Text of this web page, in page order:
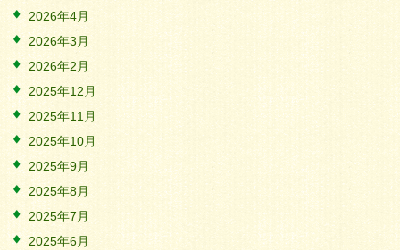
2026年4月
2026年3月
2026年2月
2025年12月
2025年11月
2025年10月
2025年9月
2025年8月
2025年7月
2025年6月